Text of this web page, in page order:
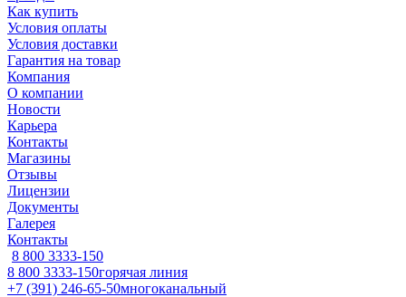
Как купить
Условия оплаты
Условия доставки
Гарантия на товар
Компания
О компании
Новости
Карьера
Контакты
Магазины
Отзывы
Лицензии
Документы
Галерея
Контакты
8 800 3333-150
8 800 3333-150горячая линия
+7 (391) 246-65-50многоканальный